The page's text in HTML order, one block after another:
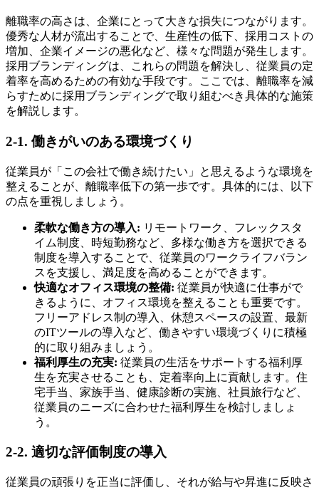
離職率の高さは、企業にとって大きな損失につながります。
優秀な人材が流出することで、生産性の低下、採用コストの
増加、企業イメージの悪化など、様々な問題が発生します。
採用ブランディングは、これらの問題を解決し、従業員の定
着率を高めるための有効な手段です。ここでは、離職率を減
らすために採用ブランディングで取り組むべき具体的な施策
を解説します。
2-1. 働きがいのある環境づくり
従業員が「この会社で働き続けたい」と思えるような環境を
整えることが、離職率低下の第一歩です。具体的には、以下
の点を重視しましょう。
柔軟な働き方の導入: リモートワーク、フレックスタ
イム制度、時短勤務など、多様な働き方を選択できる
制度を導入することで、従業員のワークライフバラン
スを支援し、満足度を高めることができます。
快適なオフィス環境の整備: 従業員が快適に仕事がで
きるように、オフィス環境を整えることも重要です。
フリーアドレス制の導入、休憩スペースの設置、最新
のITツールの導入など、働きやすい環境づくりに積極
的に取り組みましょう。
福利厚生の充実: 従業員の生活をサポートする福利厚
生を充実させることも、定着率向上に貢献します。住
宅手当、家族手当、健康診断の実施、社員旅行など、
従業員のニーズに合わせた福利厚生を検討しましょ
う。
2-2. 適切な評価制度の導入
従業員の頑張りを正当に評価し、それが給与や昇進に反映さ